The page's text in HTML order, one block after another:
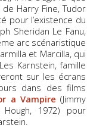
Harry Fine, Tudor
pour l’existence du
Sheridan Le Fanu,
arc scénaristique
et Marcilla, qui
Karnstein, famille
sur les écrans
dans des films
a Vampire (Jimmy
Hough, 1972) pour